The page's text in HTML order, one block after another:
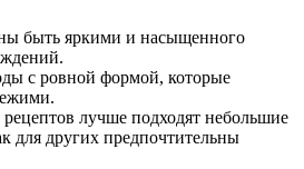
быть яркими и насыщенного
с ровной формой, которые
лучше подходят небольшие
для других предпочтительны